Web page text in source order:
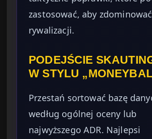
zastosować, aby
rywalizacji.
PODEJŚCIE
W STYLU
Przestań sortować bazę
według ogólnej oceny lub
najwyższego ADR. Najlepsi